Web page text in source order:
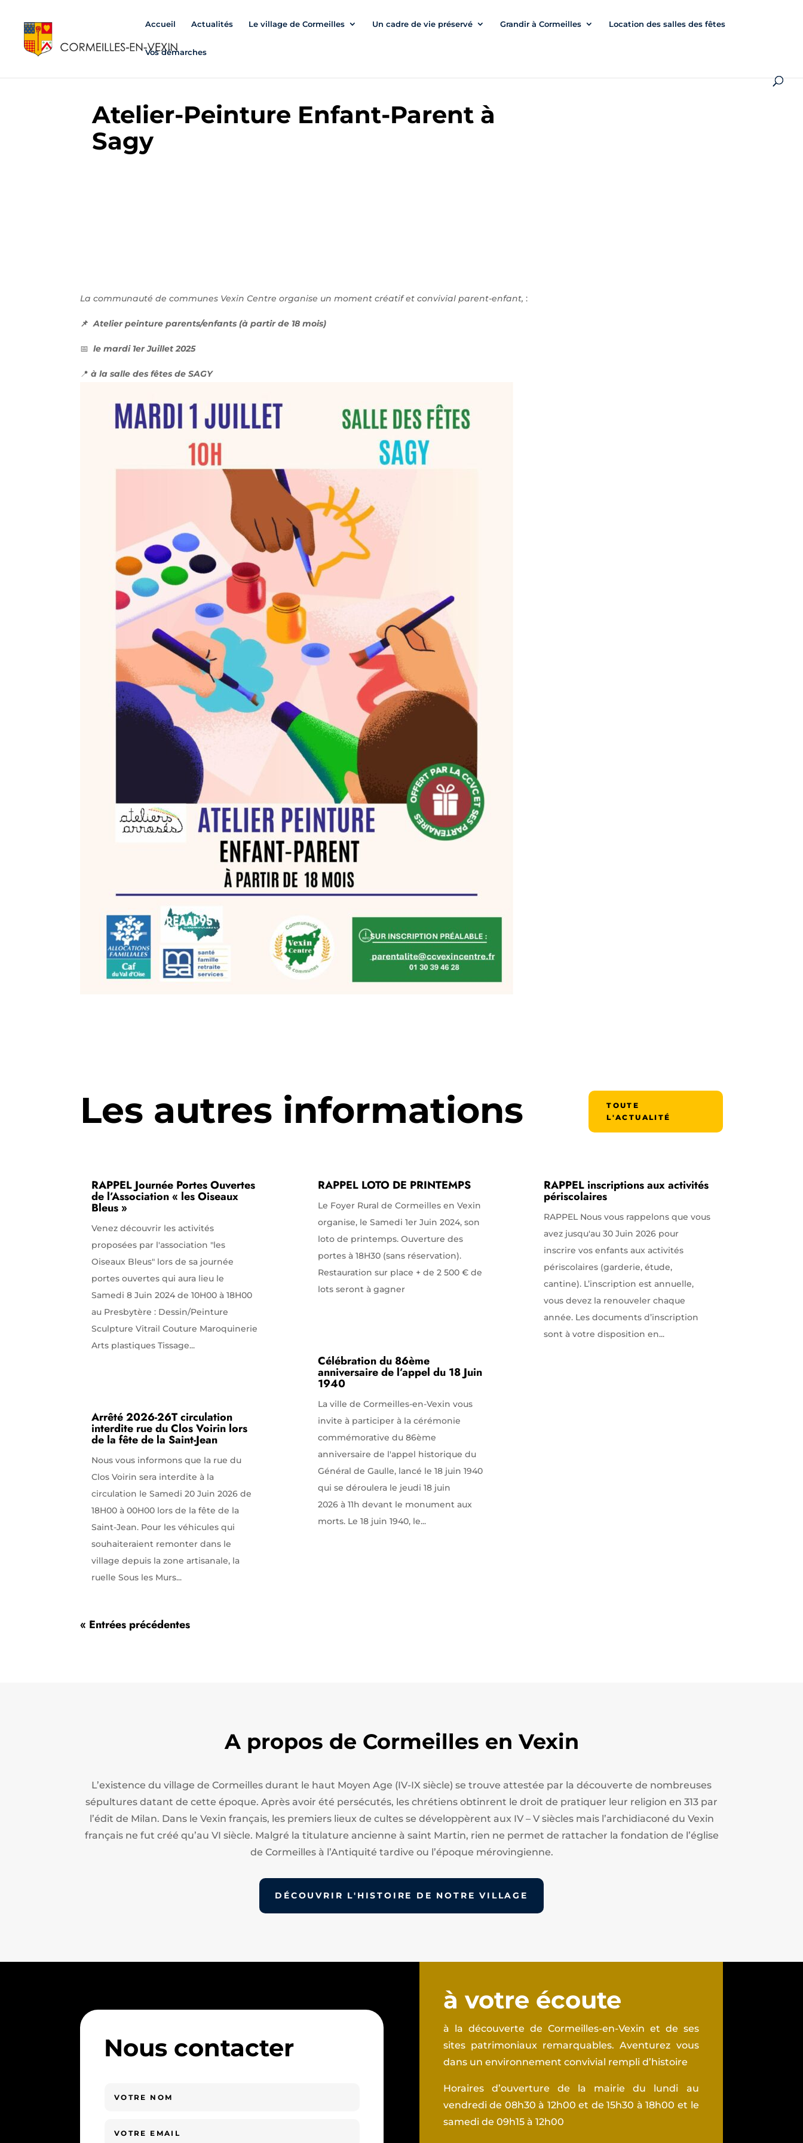
Accueil Actualités Le village de Cormeilles Un cadre de vie préservé Grandir à Cormeilles Location des salles des fêtes
Vos démarches
Atelier-Peinture Enfant-Parent à
Sagy
La communauté de communes Vexin Centre organise un moment créatif et convivial parent-enfant,:
📌 Atelier peinture parents/enfants (à partir de 18 mois)
📅 le mardi 1er Juillet 2025
📍 à la salle des fêtes de SAGY
Les autres informations
TOUTE
L'ACTUALITÉ
RAPPEL Journée Portes Ouvertes
de l’Association « les Oiseaux
Bleus »
Venez découvrir les activités
proposées par l'association "les
Oiseaux Bleus" lors de sa journée
portes ouvertes qui aura lieu le
Samedi 8 Juin 2024 de 10H00 à 18H00
au Presbytère : Dessin/Peinture
Sculpture Vitrail Couture Maroquinerie
Arts plastiques Tissage...
Arrêté 2026-26T circulation
interdite rue du Clos Voirin lors
de la fête de la Saint-Jean
Nous vous informons que la rue du
Clos Voirin sera interdite à la
circulation le Samedi 20 Juin 2026 de
18H00 à 00H00 lors de la fête de la
Saint-Jean. Pour les véhicules qui
souhaiteraient remonter dans le
village depuis la zone artisanale, la
ruelle Sous les Murs...
RAPPEL LOTO DE PRINTEMPS
Le Foyer Rural de Cormeilles en Vexin
organise, le Samedi 1er Juin 2024, son
loto de printemps. Ouverture des
portes à 18H30 (sans réservation).
Restauration sur place + de 2 500 € de
lots seront à gagner
Célébration du 86ème
anniversaire de l’appel du 18 Juin
1940
La ville de Cormeilles-en-Vexin vous
invite à participer à la cérémonie
commémorative du 86ème
anniversaire de l'appel historique du
Général de Gaulle, lancé le 18 juin 1940
qui se déroulera le jeudi 18 juin
2026 à 11h devant le monument aux
morts. Le 18 juin 1940, le...
RAPPEL inscriptions aux activités
périscolaires
RAPPEL Nous vous rappelons que vous
avez jusqu'au 30 Juin 2026 pour
inscrire vos enfants aux activités
périscolaires (garderie, étude,
cantine). L’inscription est annuelle,
vous devez la renouveler chaque
année. Les documents d’inscription
sont à votre disposition en...
« Entrées précédentes
A propos de Cormeilles en Vexin
L’existence du village de Cormeilles durant le haut Moyen Age (IV-IX siècle) se trouve attestée par la découverte de nombreuses
sépultures datant de cette époque. Après avoir été persécutés, les chrétiens obtinrent le droit de pratiquer leur religion en 313 par
l’édit de Milan. Dans le Vexin français, les premiers lieux de cultes se développèrent aux IV – V siècles mais l’archidiaconé du Vexin
français ne fut créé qu’au VI siècle. Malgré la titulature ancienne à saint Martin, rien ne permet de rattacher la fondation de l’église
de Cormeilles à l’Antiquité tardive ou l’époque mérovingienne.
DÉCOUVRIR L'HISTOIRE DE NOTRE VILLAGE
Nous contacter
à votre écoute
à la découverte de Cormeilles-en-Vexin et de ses
sites patrimoniaux remarquables. Aventurez vous
dans un environnement convivial rempli d’histoire
Horaires d’ouverture de la mairie du lundi au
vendredi de 08h30 à 12h00 et de 15h30 à 18h00 et le
samedi de 09h15 à 12h00